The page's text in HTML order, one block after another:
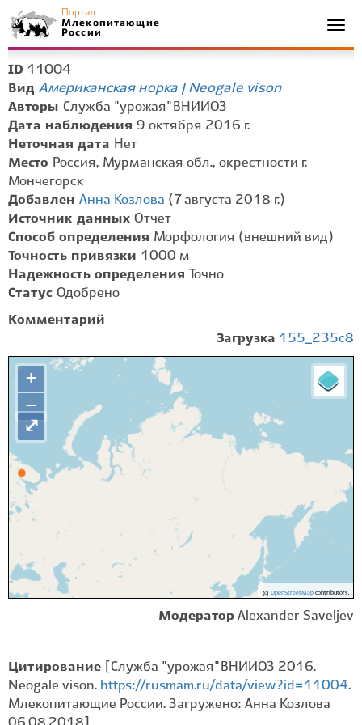
Портал
Млекопитающие
России
ID 11004
Вид Американская норка | Neogale vison
Авторы Служба "урожая" ВНИИОЗ
Дата наблюдения 9 октября 2016 г.
Неточная дата Нет
Место Россия, Мурманская обл., окрестности г.
Мончегорск
Добавлен Анна Козлова (7 августа 2018 г.)
Источник данных Отчет
Способ определения Морфология (внешний вид)
Точность привязки 1000 м
Надежность определения
Точно
Статус Одобрено
Комментарий
Загрузка 155_235c8
+
−
© OpenStreetMapcontributors.
⤢
Модератор Alexander Saveljev
Цитирование
[Служба "урожая" ВНИИОЗ 2016.
Neogale vison. https://rusmam.ru/data/view?id=11004.
Млекопитающие России. Загружено: Анна Козлова